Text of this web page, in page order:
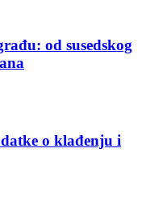
od susedskog
o klađenju i